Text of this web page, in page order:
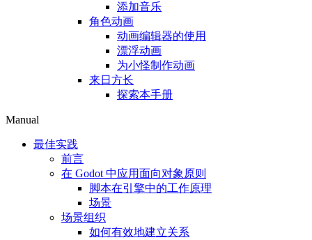
添加音乐
角色动画
动画编辑器的使用
漂浮动画
为小怪制作动画
来日方长
探索本手册
Manual
最佳实践
前言
在 Godot 中应用面向对象原则
脚本在引擎中的工作原理
场景
场景组织
如何有效地建立关系